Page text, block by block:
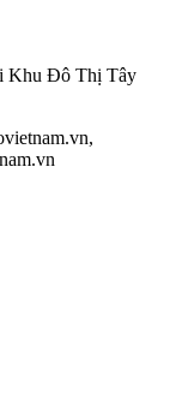
Khu Đô Thị Tây